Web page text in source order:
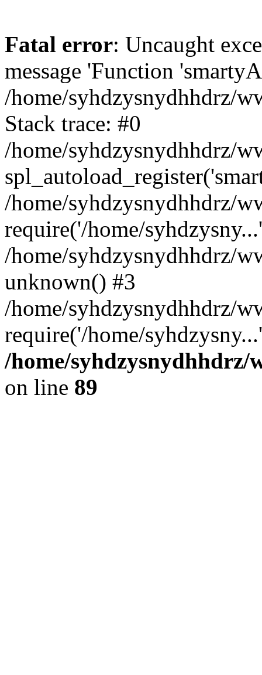
Fatal error: Uncaught
message 'Function
/home/syhdzysnydhhdrz/
Stack trace: #0
/home/syhdzysnydhhdrz/
/home/syhdzysnydhhdrz/
require('/home/
/home/syhdzysnydhhdrz/
unknown() #3
/home/syhdzysnydhhdrz/
require('/home/
/home/syhdzysnydhhdrz/
on line 89